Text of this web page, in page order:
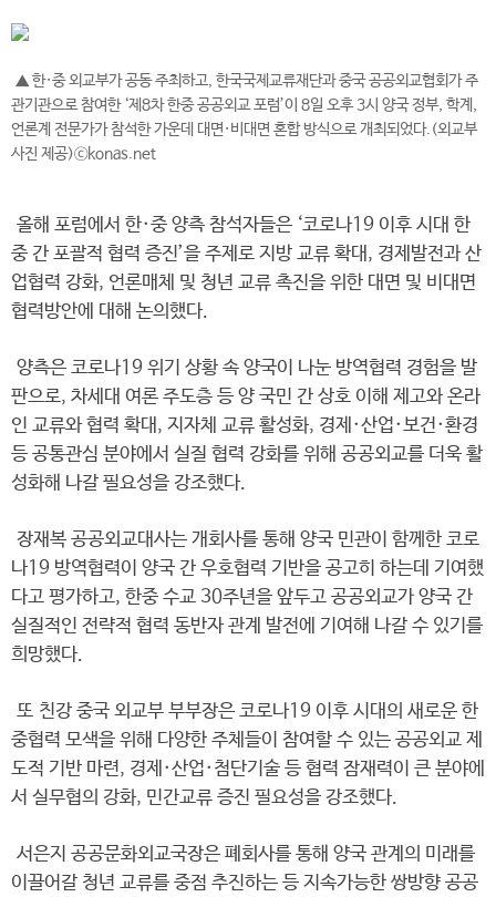
▲ 한·중 외교부가 공동 주최하고, 한국국제교류재단과 중국 공공외교협회가 주
관기관으로 참여한 ‘제8차 한중 공공외교 포럼’이 8일 오후 3시 양국 정부, 학계,
언론계 전문가가 참석한 가운데 대면·비대면 혼합 방식으로 개최되었다.(외교부
사진 제공)ⓒkonas.net
올해 포럼에서 한·중 양측 참석자들은 ‘코로나19 이후 시대 한
중 간 포괄적 협력 증진’을 주제로 지방 교류 확대, 경제발전과 산
업협력 강화, 언론매체 및 청년 교류 촉진을 위한 대면 및 비대면
협력방안에 대해 논의했다.
양측은 코로나19 위기 상황 속 양국이 나눈 방역협력 경험을 발
판으로, 차세대 여론 주도층 등 양 국민 간 상호 이해 제고와 온라
인 교류와 협력 확대, 지자체 교류 활성화, 경제·산업·보건·환경
등 공통관심 분야에서 실질 협력 강화를 위해 공공외교를 더욱 활
성화해 나갈 필요성을 강조했다.
장재복 공공외교대사는 개회사를 통해 양국 민관이 함께한 코로
나19 방역협력이 양국 간 우호협력 기반을 공고히 하는데 기여했
다고 평가하고, 한중 수교 30주년을 앞두고 공공외교가 양국 간
실질적인 전략적 협력 동반자 관계 발전에 기여해 나갈 수 있기를
희망했다.
또 친강 중국 외교부 부부장은 코로나19 이후 시대의 새로운 한
중협력 모색을 위해 다양한 주체들이 참여할 수 있는 공공외교 제
도적 기반 마련, 경제·산업·첨단기술 등 협력 잠재력이 큰 분야에
서 실무협의 강화, 민간교류 증진 필요성을 강조했다.
서은지 공공문화외교국장은 폐회사를 통해 양국 관계의 미래를
이끌어갈 청년 교류를 중점 추진하는 등 지속가능한 쌍방향 공공